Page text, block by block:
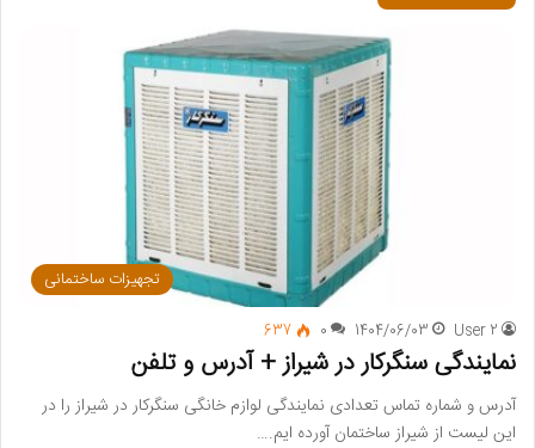
تجهیزات ساختمانی
User 2
1404/06/03
0
637
نمایندگی سنگرکار در شیراز + آدرس و تلفن
آدرس و شماره تماس تعدادی نمایندگی لوازم خانگی سنگرکار در شیراز را در
این لیست از شیراز ساختمان آورده ایم.…